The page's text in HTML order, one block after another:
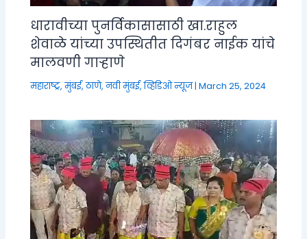
धारावीच्या पुनर्विकासासाठी खा.राहुल
शेवाळे यांच्या उपस्थितीत दिगंबर नाईक यांचे
मालवणी गाऱ्हाणे
महाराष्ट्र,मुंबई, ठाणे, नवी मुंबई,व्हिडिओ न्यूज|March 25, 2024